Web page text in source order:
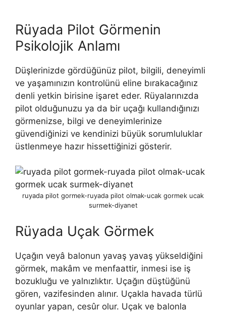
Rüyada Pilot Görmenin
Psikolojik Anlamı
Düşlerinizde gördüğünüz pilot, bilgili, deneyimli
ve yaşamını­zın kontrolünü eline bırakacağınız
denli yetkin birisine işaret eder. Rüyalarınızda
pilot olduğunuzu ya da bir uçağı kullandığınızı
görmenizse, bilgi ve deneyimlerinize
güvendiğinizi ve kendinizi büyük sorumluluklar
üstlenmeye hazır hissettiğinizi gösterir.
ruyada pilot gormek-ruyada pilot olmak-ucak gormek ucak
surmek-diyanet
Rüyada Uçak Görmek
Uçağın veyâ balonun yavaş yavaş yükseldiğini
görmek, makâm ve menfaattir, inmesi ise iş
bozukluğu ve yalnızlıktır. Uçağın düştüğünü
gören, vazifesinden alınır. Uçakla havada türlü
oyunlar yapan, cesûr olur. Uçak ve balonla